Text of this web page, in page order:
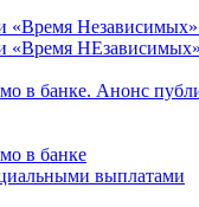
«Время
«Время НЕзависимых»
в банке. Анонс
в банке
выплатами